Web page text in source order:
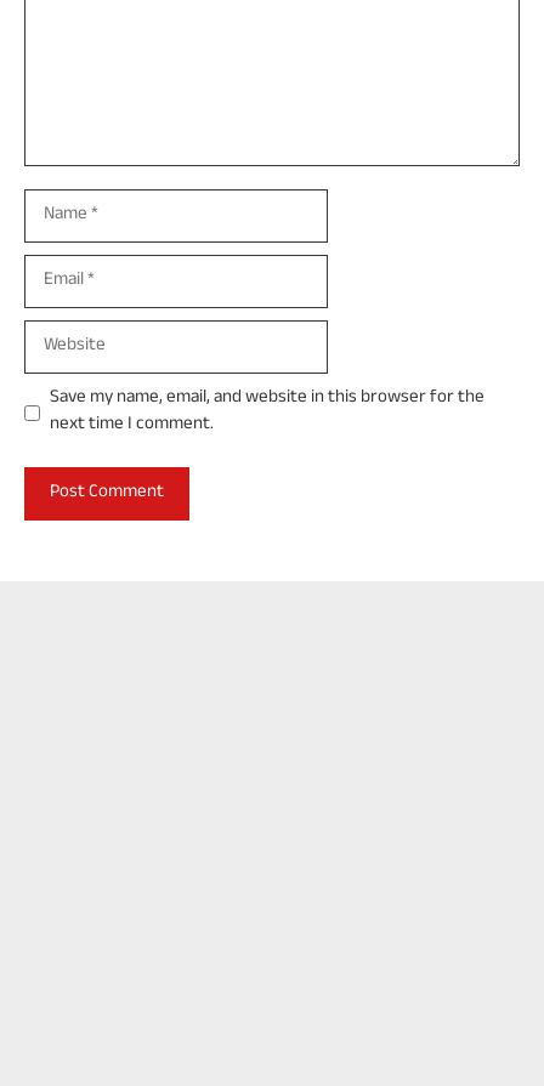
Name
Email
Website
Save my name, email, and website in this browser for the
next time I comment.